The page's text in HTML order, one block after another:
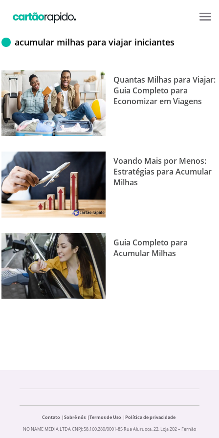
acumular milhas para viajar iniciantes
Quantas Milhas para Viajar:
Guia Completo para
Economizar em Viagens
Voando Mais por Menos:
Estratégias para Acumular
Milhas
Guia Completo para
Acumular Milhas
Contato Sobré nós Termos de Uso
Política de privacidade
NO NAME MEDIA LTDA CNPJ: 58.160.280/0001-85 Rua Aiuruoca, 22, Loja 202 – Fernão